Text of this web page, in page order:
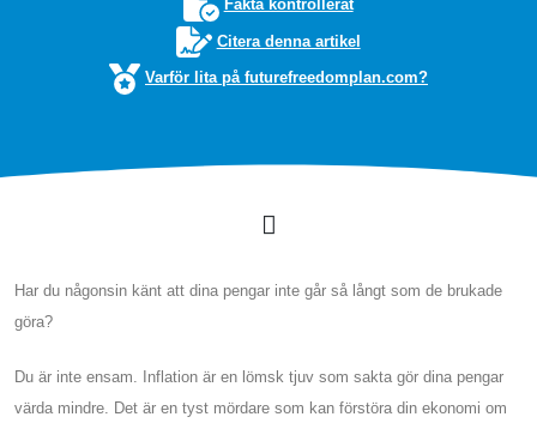
Fakta kontrollerat
Citera denna artikel
Varför lita på futurefreedomplan.com?
Har du någonsin känt att dina pengar inte går så långt som de brukade
göra?
Du är inte ensam. Inflation är en lömsk tjuv som sakta gör dina pengar
värda mindre. Det är en tyst mördare som kan förstöra din ekonomi om